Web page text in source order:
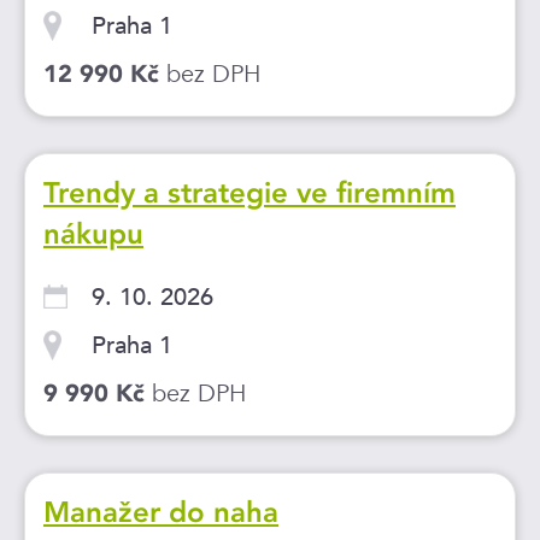
Praha 1
12 990 Kč bez DPH
Trendy a strategie ve firemním
nákupu
9. 10. 2026
Praha 1
9 990 Kč bez DPH
Manažer do naha